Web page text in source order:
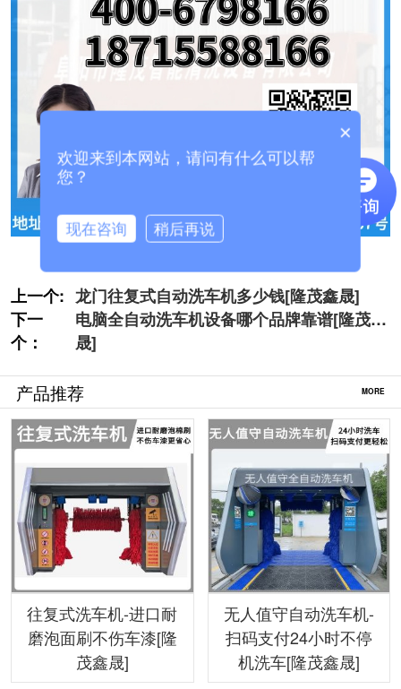
上一个: 龙门往复式自动洗车机多少钱[隆茂鑫晟]
下一
个：
电脑全自动洗车机设备哪个品牌靠谱[隆茂鑫
晟]
产品推荐 MORE
往复式洗车机-进口耐
磨泡面刷不伤车漆[隆
茂鑫晟]
无人值守自动洗车机-
扫码支付24小时不停
机洗车[隆茂鑫晟]
×
欢迎来到本网站，请问有什么可以帮
您？
现在咨询 稍后再说